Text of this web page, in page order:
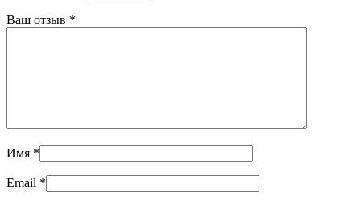
Ваш отзыв *
Имя *
Email *